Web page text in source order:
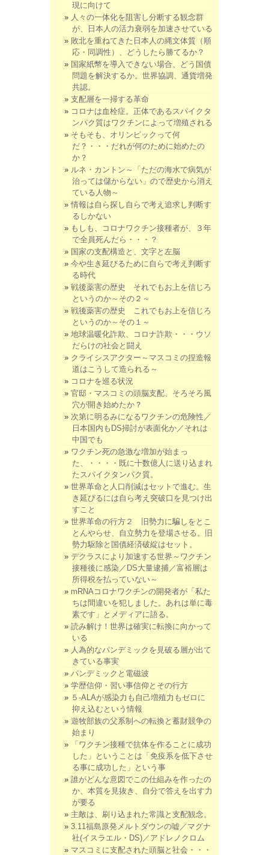
現に向けて
人々の一体化を阻害し分断する観念群
が、日本人の活力衰弱を加速させている
敗北を重ねてきた日本人の縄文体質（順
応・同調性）、どうしたら勝てるか？
国家紙幣を導入できない場合、どう国債
問題を解決するか。世界協調、通貨増発
共認。
支配層を一掃する革命
コロナは血栓症。正体であるスパイクタ
ンパク質はワクチンによって増殖される
そもそも、オリンピックって何
だ？・・・だれが何のために始めたの
か？
ルネ・カントン～「ただの海水で病気が
治っては儲からない」ので歴史から消え
ている人物～
情報は自ら探し自らで考え追求し判断す
るしかない
もしも、コロナワクチン接種者が、３年
で全員死んだら・・・？
国家の支配構造と、文字と左脳
今や生き延びるために自らで考え判断す
る時代
戦後薬害の歴史 それでもお上を信じろ
というのか～その２～
戦後薬害の歴史 これでもお上を信じろ
というのか～その１～
地球温暖化詐欺、コロナ詐欺・・・ウソ
だらけの社会と闘え
クライシスアクター～マスコミの捏造報
道はこうして造られる～
コロナを巡る状況
官邸・マスコミの頭脳支配、そろそろ風
穴が開き始めたか？
次第に明るみになるワクチンの危険性／
日本国内もDS掃討が表面化か／それは
中国でも
ワクチン死の急激な増加が始まっ
た、・・・・既に十数億人に送り込まれ
たスパイクタンパク質。
世界革命と人口削減はセットで進む。生
き延びるには自ら考え突破口を見つけ出
すこと
世界革命の行方２ 旧勢力に騙しをとこ
とんやらせ、自立勢力を登場させる。旧
勢力駆除と国債経済破綻はセット。
デクラスにより加速する世界～ワクチン
接種後に感染／DS大量逮捕／富裕層は
所得税を払っていない～
mRNAコロナワクチンの開発者が「私た
ちは間違いを犯しました。あれは単に毒
素です」とメディアに語る。
読み解け！世界は確実に転換に向かって
いる
人為的なパンデミックを見破る層が出て
きている事実
パンデミックと電磁波
学歴信仰・習い事信仰とその行方
５-ALAが感染力も自己増殖力もゼロに
抑え込むという情報
遊牧部族の父系制への転換と蓄財競争の
始まり
「ワクチン接種で抗体を作ることに成功
した」ということは「免疫系を低下させ
る事に成功した」という事
誰がどんな意図でこの仕組みを作ったの
か、本質を見抜き、自分で答えを出す力
が要る
主敵は、刷り込まれた常識と支配観念。
3.11福島原発メルトダウンの嘘／マグナ
社(イスラエル・DS)／アドレノクロム
マスコミに支配された頭脳と社会・・・